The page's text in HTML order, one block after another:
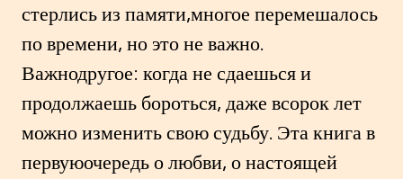
стерлись из памяти,многое перемешалось
по времени, но это не важно.
Важнодругое: когда не сдаешься и
продолжаешь бороться, даже всорок лет
можно изменить свою судьбу. Эта книга в
первуюочередь о любви, о настоящей